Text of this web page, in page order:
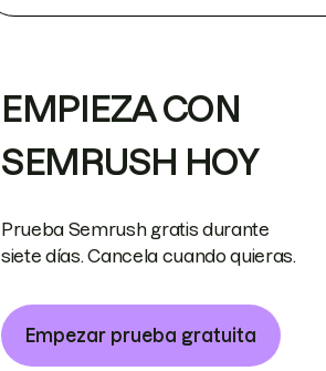
EMPIEZA CON
SEMRUSH HOY
Prueba Semrush gratis durante
siete días. Cancela cuando quieras.
Empezar prueba gratuita